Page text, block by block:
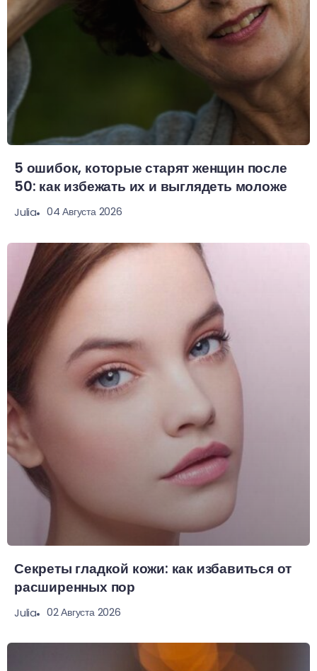
5 ошибок, которые старят женщин после
50: как избежать их и выглядеть моложе
Julia 04 Августа 2026
Секреты гладкой кожи: как избавиться от
расширенных пор
Julia 02 Августа 2026